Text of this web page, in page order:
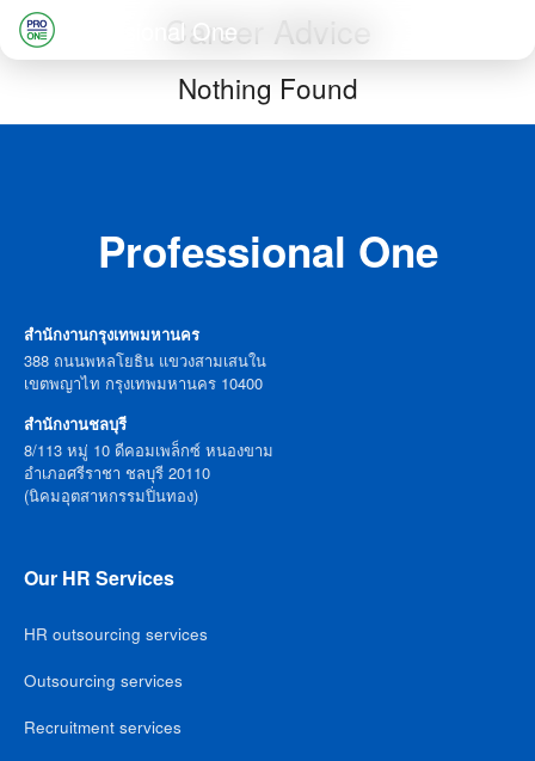
Skip
Professional OneCareer Advice
Nothing Found
Professional One
สำนักงานกรุงเทพมหานคร
388 ถนนพหลโยธิน แขวงสามเสนใน
เขตพญาไท กรุงเทพมหานคร 10400
สำนักงานชลบุรี
8/113 หมู่ 10 ดีคอมเพล็กซ์ หนองขาม
อำเภอศรีราชา ชลบุรี 20110
(นิคมอุตสาหกรรมปิ่นทอง)
Our HR Services
HR outsourcing services
Outsourcing services
Recruitment services